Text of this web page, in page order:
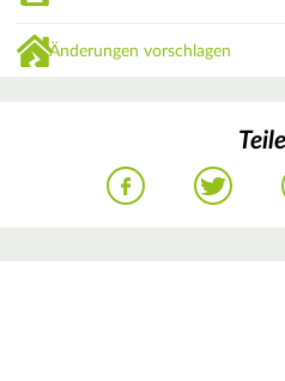
Änderungen vorschlagen